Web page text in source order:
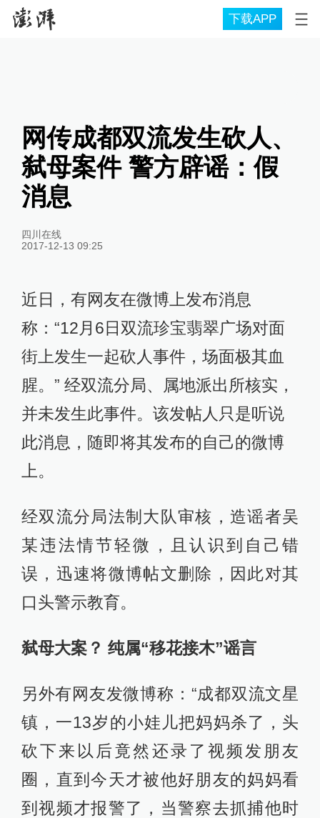
下载APP
网传成都双流发生砍人、
弑母案件 警方辟谣：假
消息
四川在线
2017-12-13 09:25
近日，有网友在微博上发布消息
称：“12月6日双流珍宝翡翠广场对面
街上发生一起砍人事件，场面极其血
腥。” 经双流分局、属地派出所核实，
并未发生此事件。该发帖人只是听说
此消息，随即将其发布的自己的微博
上。
经双流分局法制大队审核，造谣者吴
某违法情节轻微，且认识到自己错
误，迅速将微博帖文删除，因此对其
口头警示教育。
弑母大案？ 纯属“移花接木”谣言
另外有网友发微博称：“成都双流文星
镇，一13岁的小娃儿把妈妈杀了，头
砍下来以后竟然还录了视频发朋友
圈，直到今天才被他好朋友的妈妈看
到视频才报警了，当警察去抓捕他时